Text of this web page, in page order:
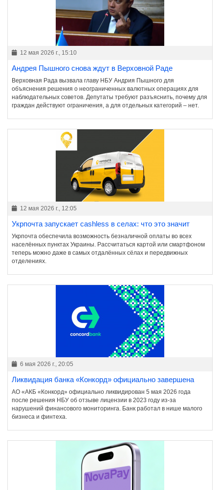
12 мая 2026 г., 15:10
Андрея Пышного снова ждут в Верховной Раде
Верховная Рада вызвала главу НБУ Андрия Пышного для
объяснения решения о неограниченных валютных операциях для
наблюдательных советов. Депутаты требуют разъяснить, почему для
граждан действуют ограничения, а для отдельных категорий – нет.
12 мая 2026 г., 12:05
Укрпочта запускает cashless в селах: что это значит
Укрпочта обеспечила возможность безналичной оплаты во всех
населённых пунктах Украины. Рассчитаться картой или смартфоном
теперь можно даже в самых отдалённых сёлах и передвижных
отделениях.
6 мая 2026 г., 20:05
Ликвидация банка «Конкорд» официально завершена
АО «АКБ «Конкорд» официально ликвидирован 5 мая 2026 года
после решения НБУ об отзыве лицензии в 2023 году из-за
нарушений финансового мониторинга. Банк работал в нише малого
бизнеса и финтеха.